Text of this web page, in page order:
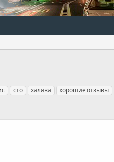
сто халява хорошие отзывы